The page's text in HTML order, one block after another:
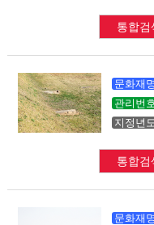
통합검
문화재명
관리번
지정년
통합검
문화재명